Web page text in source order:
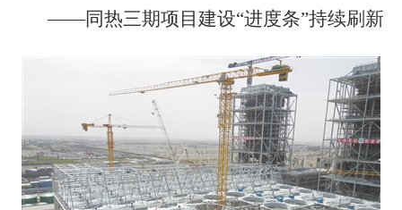
——同热三期项目建设“进度条”持续刷新